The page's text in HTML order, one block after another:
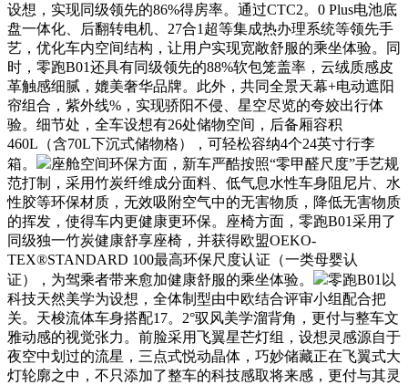
设想，实现同级领先的86%得房率。通过CTC2。0 Plus电池底
盘一体化、后翻转电机、27合1超等集成热办理系统等领先手
艺，优化车内空间结构，让用户实现宽敞舒服的乘坐体验。同
时，零跑B01还具有同级领先的88%软包笼盖率，云绒质感皮
革触感细腻，媲美奢华品牌。此外，共同全景天幕+电动遮阳
帘组合，紫外线%，实现骄阳不侵、星空尽览的夸姣出行体
验。细节处，全车设想有26处储物空间，后备厢容积
460L（含70L下沉式储物格），可轻松容纳4个24英寸行李
箱。
座舱空间环保方面，新车严酷按照“零甲醛尺度”手艺规
范打制，采用竹炭纤维成分面料、低气息水性车身阻尼片、水
性胶等环保材质，无效吸附空气中的无害物质，降低无害物质
的挥发，使得车内更健康更环保。座椅方面，零跑B01采用了
同级独一竹炭健康舒享座椅，并获得欧盟OEKO-
TEX®STANDARD 100最高环保尺度认证（一类母婴认
证），为驾乘者带来愈加健康舒服的乘坐体验。
零跑B01以
科技天然美学为设想，全体制型由中欧结合评审小组配合把
关。天梭流体车身搭配17。2°驭风美学溜背角，更付与整车文
雅动感的视觉张力。前脸采用飞翼星芒灯组，设想灵感源自于
夜空中划过的流星，三点式悦动晶体，巧妙储藏正在飞翼式大
灯轮廓之中，不只添加了整车的科技感取将来感，更付与其灵